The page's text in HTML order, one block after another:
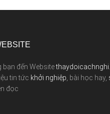
bạn đến Website
tin tức khởi nghiệp , bài học hay,
đọc